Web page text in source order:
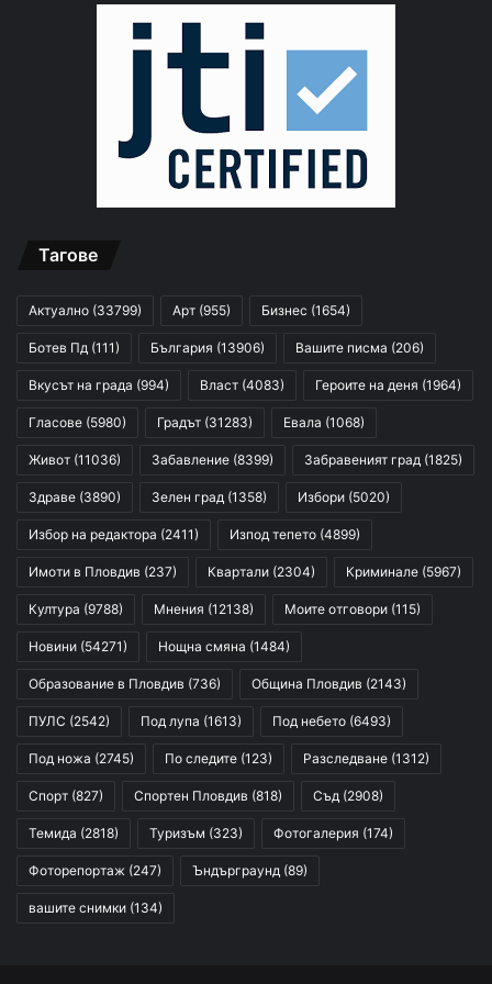
Тагове
Актуално (33799) Арт (955) Бизнес (1654)
Ботев Пд (111) България (13906) Вашите писма (206)
Вкусът на града (994) Власт (4083) Героите на деня (1964)
Гласове (5980) Градът (31283) Евала (1068)
Живот (11036) Забавление (8399) Забравеният град (1825)
Здраве (3890) Зелен град (1358) Избори (5020)
Избор на редактора (2411) Изпод тепето (4899)
Имоти в Пловдив (237) Квартали (2304) Криминале (5967)
Култура (9788) Мнения (12138) Моите отговори (115)
Новини (54271) Нощна смяна (1484)
Образование в Пловдив (736) Община Пловдив (2143)
ПУЛС (2542) Под лупа (1613) Под небето (6493)
Под ножа (2745) По следите (123) Разследване (1312)
Спорт (827) Спортен Пловдив (818) Съд (2908)
Темида (2818) Туризъм (323) Фотогалерия (174)
Фоторепортаж (247) Ъндърграунд (89)
вашите снимки (134)